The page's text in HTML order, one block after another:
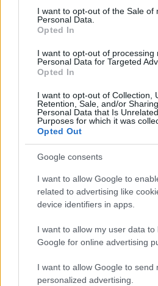
consent section.
I want to opt-out of the Sale of
Personal Data.
Opted In
I want to opt-out of processing
Personal Data for Targeted
Opted In
I want to opt-out of Collection,
Retention, Sale, and/or
Personal Data that Is
Purposes for which it was
Opted Out
Google consents
I want to allow Google to
related to advertising like
device identifiers in apps.
I want to allow my user data to
Google for online advertising
I want to allow Google to send
personalized advertising.
daGoogle
Condividi l'articolo
F
a
ce
b
o
o
k
T
w
it
te
r
n
te
re
st
h
at
s
p
p
h
a
Articolo
NOTIZIE RECENTI
Sangue, musica e
Delta Center
Meteo Olbia 9